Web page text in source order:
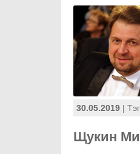
30.05.2019|
Щукин